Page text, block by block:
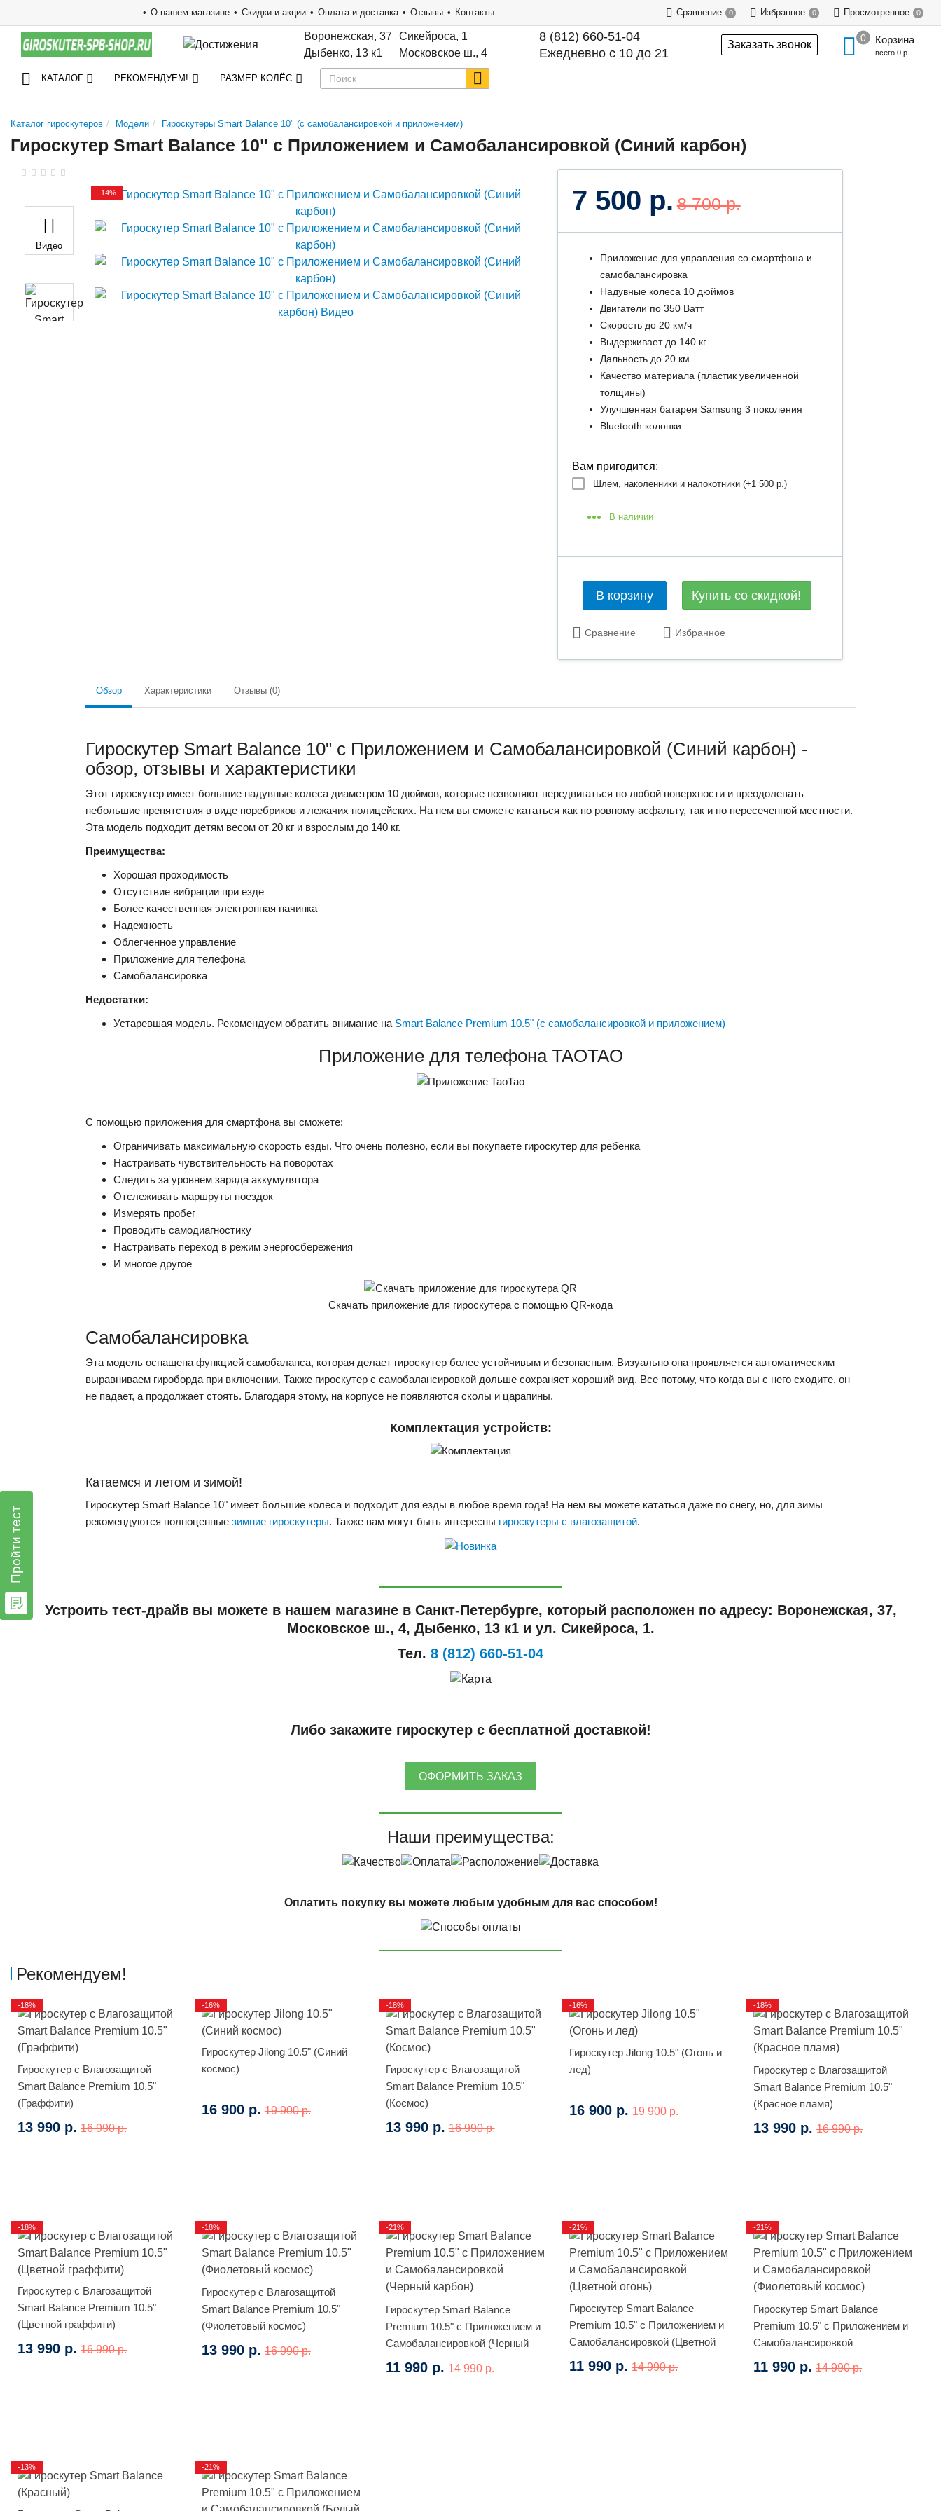
О нашем магазине Скидки и акции Оплата и доставка Отзывы Контакты Сравнение 0 Избранное 0 Просмотренное 0
Воронежская, 37
Дыбенко, 13 к1
Сикейроса, 1
Московское ш., 4
8 (812) 660-51-04
Ежедневно с 10 до 21
Заказать звонок Корзина
всего 0 р.
КАТАЛОГ РЕКОМЕНДУЕМ! РАЗМЕР КОЛЁС
Каталог гироскутеров Модели Гироскутеры Smart Balance 10" (с самобалансировкой и приложением)
Гироскутер Smart Balance 10" c Приложением и Самобалансировкой (Синий карбон)
Видео
-14% 7 500 р. 8 700 р.
Приложение для управления со смартфона и
самобалансировка
Надувные колеса 10 дюймов
Двигатели по 350 Ватт
Скорость до 20 км/ч
Выдерживает до 140 кг
Дальность до 20 км
Качество материала (пластик увеличенной
толщины)
Улучшенная батарея Samsung 3 поколения
Bluetooth колонки
Вам пригодится:
Шлем, наколенники и налокотники (+1 500 р.)
В наличии
В корзину Купить со скидкой!
Сравнение Избранное
Обзор Характеристики Отзывы (0)
Гироскутер Smart Balance 10" c Приложением и Самобалансировкой (Синий карбон) -
обзор, отзывы и характеристики
Этот гироскутер имеет большие надувные колеса диаметром 10 дюймов, которые позволяют передвигаться по любой поверхности и преодолевать
небольшие препятствия в виде поребриков и лежачих полицейских. На нем вы сможете кататься как по ровному асфальту, так и по пересеченной местности.
Эта модель подходит детям весом от 20 кг и взрослым до 140 кг.
Преимущества:
Хорошая проходимость
Отсутствие вибрации при езде
Более качественная электронная начинка
Надежность
Облегченное управление
Приложение для телефона
Самобалансировка
Недостатки:
Устаревшая модель. Рекомендуем обратить внимание на Smart Balance Premium 10.5" (с самобалансировкой и приложением)
Приложение для телефона TAOTAO
С помощью приложения для смартфона вы сможете:
Ограничивать максимальную скорость езды. Что очень полезно, если вы покупаете гироскутер для ребенка
Настраивать чувствительность на поворотах
Следить за уровнем заряда аккумулятора
Отслеживать маршруты поездок
Измерять пробег
Проводить самодиагностику
Настраивать переход в режим энергосбережения
И многое другое
Скачать приложение для гироскутера с помощью QR-кода
Самобалансировка
Эта модель оснащена функцией самобаланса, которая делает гироскутер более устойчивым и безопасным. Визуально она проявляется автоматическим
выравниваем гироборда при включении. Также гироскутер с самобалансировкой дольше сохраняет хороший вид. Все потому, что когда вы с него сходите, он
не падает, а продолжает стоять. Благодаря этому, на корпусе не появляются сколы и царапины.
Комплектация устройств:
Катаемся и летом и зимой!
Гироскутер Smart Balance 10" имеет большие колеса и подходит для езды в любое время года! На нем вы можете кататься даже по снегу, но, для зимы
рекомендуются полноценные зимние гироскутеры. Также вам могут быть интересны гироскутеры с влагозащитой.
Устроить тест-драйв вы можете в нашем магазине в Санкт-Петербурге, который расположен по адресу: Воронежская, 37,
Московское ш., 4, Дыбенко, 13 к1 и ул. Сикейроса, 1.
Тел. 8 (812) 660-51-04
Либо закажите гироскутер с бесплатной доставкой!
ОФОРМИТЬ ЗАКАЗ
Наши преимущества:
Оплатить покупку вы можете любым удобным для вас способом!
Рекомендуем!
Гироскутер с Влагозащитой
Smart Balance Premium 10.5"
(Граффити)
13 990 р. 16 990 р.
-18%
Гироскутер Jilong 10.5" (Синий
космос)
16 900 р. 19 900 р.
-16%
Гироскутер с Влагозащитой
Smart Balance Premium 10.5"
(Космос)
13 990 р. 16 990 р.
-18%
Гироскутер Jilong 10.5" (Огонь и
лед)
16 900 р. 19 900 р.
-16%
Гироскутер с Влагозащитой
Smart Balance Premium 10.5"
(Красное пламя)
13 990 р. 16 990 р.
-18%
Гироскутер с Влагозащитой
Smart Balance Premium 10.5"
(Цветной граффити)
13 990 р. 16 990 р.
-18%
Гироскутер с Влагозащитой
Smart Balance Premium 10.5"
(Фиолетовый космос)
13 990 р. 16 990 р.
-18%
Гироскутер Smart Balance
Premium 10.5" с Приложением и
Самобалансировкой (Черный
карбон)
11 990 р. 14 990 р.
-21%
Гироскутер Smart Balance
Premium 10.5" с Приложением и
Самобалансировкой (Цветной
огонь)
11 990 р. 14 990 р.
-21%
Гироскутер Smart Balance
Premium 10.5" с Приложением и
Самобалансировкой
(Фиолетовый космос)
11 990 р. 14 990 р.
-21%
-13% -21%
Пройти тест